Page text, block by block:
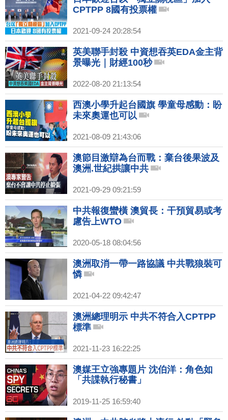
CPTPP 8國有投票權
2021-09-24 20:28:54
英美聯手封殺 中資想吞英EDA金主背
景曝光｜財經100秒
2022-08-20 21:13:54
西澳小學升起台國旗 學童母感動：盼
未來奧運也可以
2021-08-09 21:43:06
澳節目激辯為台而戰：棄台後果波及
澳洲.世紀拱讓中共
2021-09-29 09:21:59
中共報復蠻橫 澳貿長：干預貿易或考
慮告上WTO
2020-05-18 08:04:56
澳洲取消一帶一路協議 中共戰狼裝可
憐
2021-04-22 09:42:47
澳洲總理明示 中共不符合入CPTPP
標準
2021-11-23 16:22:25
澳媒王立強專題片 沈伯洋：角色如
「共諜執行秘書」
2019-11-25 16:59:40